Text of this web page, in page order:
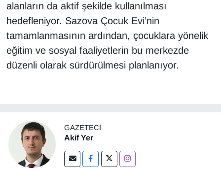
alanların da aktif şekilde kullanılması
hedefleniyor. Sazova Çocuk Evi’nin
tamamlanmasının ardından, çocuklara yönelik
eğitim ve sosyal faaliyetlerin bu merkezde
düzenli olarak sürdürülmesi planlanıyor.
GAZETECI
Akif Yer